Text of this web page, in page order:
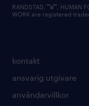
kontakt
ansvarig utgivare
användarvillkor
RANDSTAD,
, HUMAN
WORK are registered